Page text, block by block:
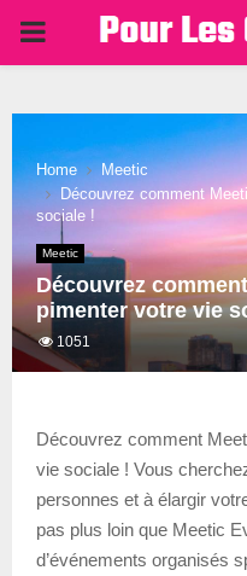
PRIMARY
Home
Meetic
Découvrez comment
sociale !
Meetic
Découvrez
pimenter votre vie
1051
Découvrez comment
vie sociale ! Vous
personnes et à élargir
pas plus loin que Meetic
d’événements organisés